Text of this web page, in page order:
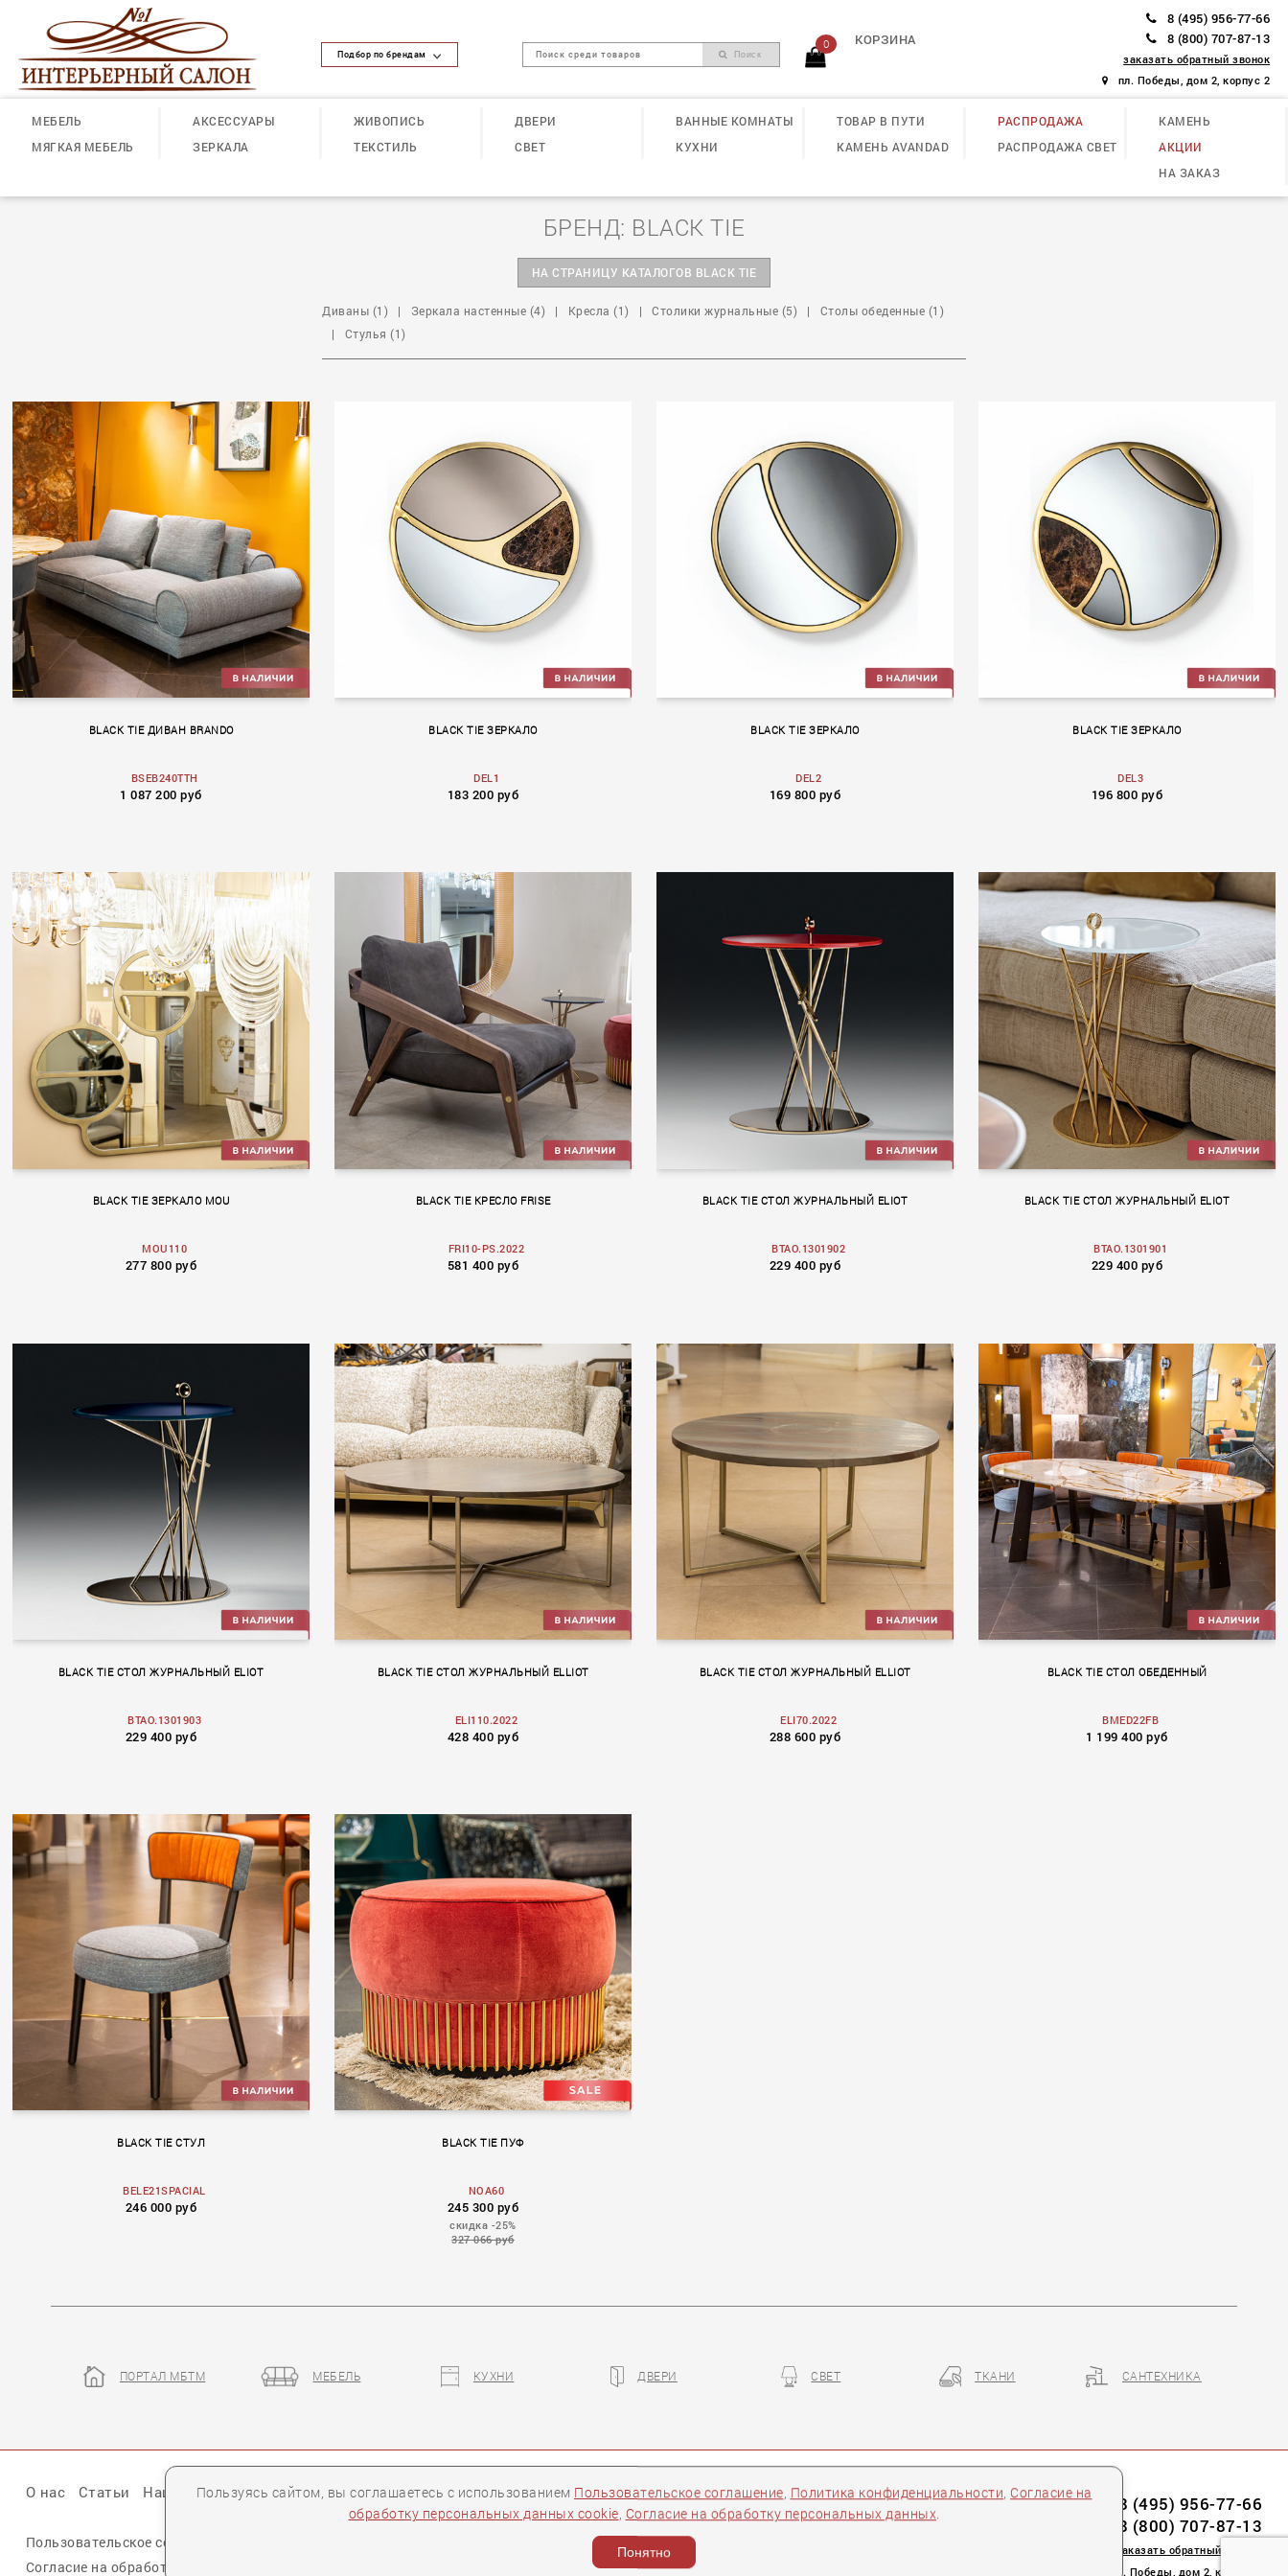
Подбор по брендам Поиск
0 КОРЗИНА
8 (495) 956-77-66
8 (800) 707-87-13
заказать обратный звонок
пл. Победы, дом 2, корпус 2
МЕБЕЛЬ
МЯГКАЯ МЕБЕЛЬ
АКСЕССУАРЫ
ЗЕРКАЛА
ЖИВОПИСЬ
ТЕКСТИЛЬ
ДВЕРИ
СВЕТ
ВАННЫЕ КОМНАТЫ
КУХНИ
ТОВАР В ПУТИ
КАМЕНЬ AVANDAD
РАСПРОДАЖА
РАСПРОДАЖА СВЕТ
КАМЕНЬ
АКЦИИ
НА ЗАКАЗ
БРЕНД: BLACK TIE
НА СТРАНИЦУ КАТАЛОГОВ BLACK TIE
Диваны (1) | Зеркала настенные (4) | Кресла (1) | Столики журнальные (5) |
Столы обеденные (1)
|
Стулья (1)
BLACK TIE ДИВАН BRANDO
BSEB240TTH
1 087 200 руб
BLACK TIE ЗЕРКАЛО
DEL1
183 200 руб
BLACK TIE ЗЕРКАЛО
DEL2
169 800 руб
BLACK TIE ЗЕРКАЛО
DEL3
196 800 руб
BLACK TIE ЗЕРКАЛО MOU
MOU110
277 800 руб
BLACK TIE КРЕСЛО FRISE
FRI10-PS.2022
581 400 руб
BLACK TIE СТОЛ ЖУРНАЛЬНЫЙ ELIOT
BTAO.1301902
229 400 руб
BLACK TIE СТОЛ ЖУРНАЛЬНЫЙ ELIOT
BTAO.1301901
229 400 руб
BLACK TIE СТОЛ ЖУРНАЛЬНЫЙ ELIOT
BTAO.1301903
229 400 руб
BLACK TIE СТОЛ ЖУРНАЛЬНЫЙ ELLIOT
ELI110.2022
428 400 руб
BLACK TIE СТОЛ ЖУРНАЛЬНЫЙ ELLIOT
ELI70.2022
288 600 руб
BLACK TIE СТОЛ ОБЕДЕННЫЙ
BMED22FB
1 199 400 руб
BLACK TIE СТУЛ
BELE21SPACIAL
246 000 руб
BLACK TIE ПУФ
NOA60
245 300 руб
скидка -25%
327 066 руб
Пользуясь сайтом, вы соглашаетесь с использованием Пользовательское соглашение, Политика конфиденциальности, Согласие на
обработку персональных данных cookie, Согласие на обработку персональных данных.
Понятно
ПОРТАЛ МБТМ МЕБЕЛЬ КУХНИ ДВЕРИ СВЕТ ТКАНИ САНТЕХНИКА
О нас Статьи Наши презентации Бренды Партнеры Контакты
Пользовательское соглашение
Согласие на обработку персональных данных cookie
Следите за нами:
8 (495) 956-77-66
8 (800) 707-87-13
заказать обратный звонок
пл. Победы, дом 2, корпус 2